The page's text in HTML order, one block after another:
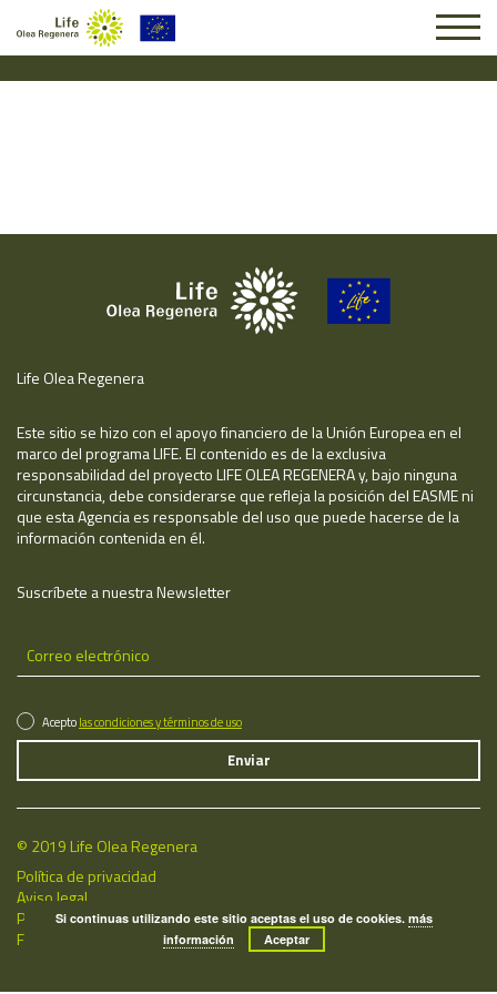
Solicitud #24844
Life Olea Regenera
Este sitio se hizo con el apoyo financiero de la Unión Europea en el
marco del programa LIFE. El contenido es de la exclusiva
responsabilidad del proyecto LIFE OLEA REGENERA y, bajo ninguna
circunstancia, debe considerarse que refleja la posición del EASME ni
que esta Agencia es responsable del uso que puede hacerse de la
información contenida en él.
Suscríbete a nuestra Newsletter
Aceptolas condiciones y términos de uso
© 2019 Life Olea Regenera
Política de privacidad
Aviso legal
Política de cookies
Fecha de última actualización: 06/08/2026
Si continuas utilizando este sitio aceptas el uso de cookies.más
información
Aceptar